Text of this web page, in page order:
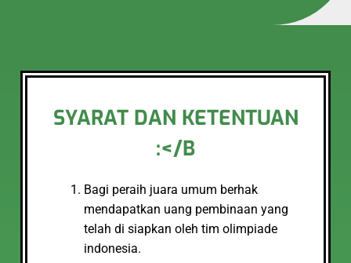
SYARAT DAN KETENTUAN
:</B
Bagi peraih juara umum berhak
mendapatkan uang pembinaan yang
telah di siapkan oleh tim olimpiade
indonesia.